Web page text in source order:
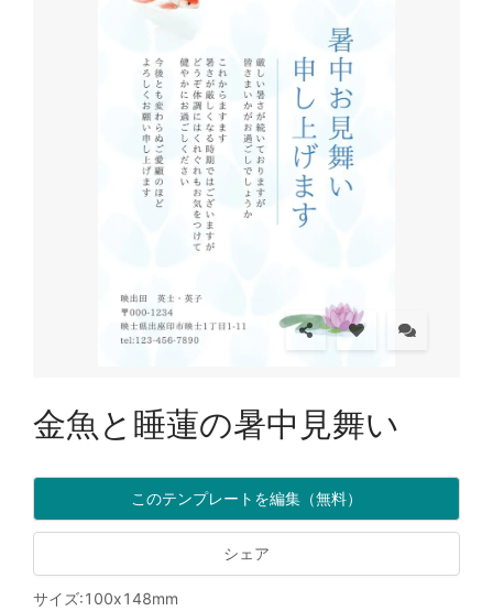
金魚と睡蓮の暑中見舞い
このテンプレートを編集（無料）
シェア
サイズ:100x148mm